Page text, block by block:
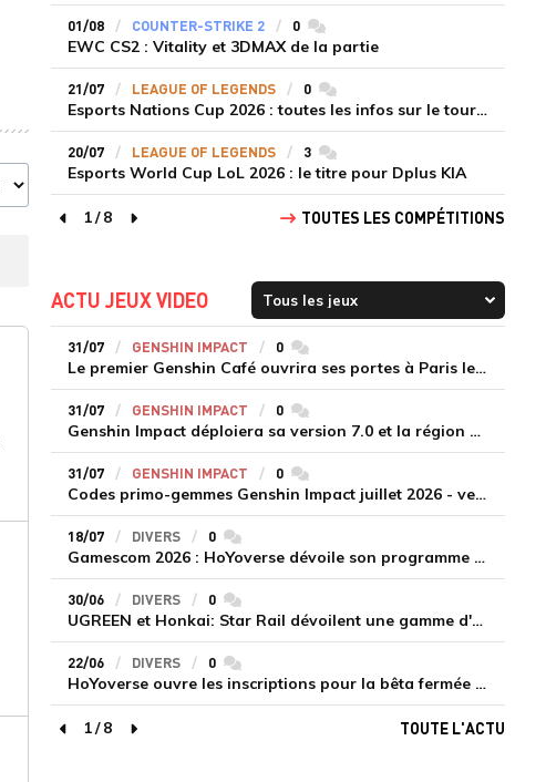
01/08 COUNTER-STRIKE 2 0commentaires
EWC CS2 : Vitality et 3DMAX de la partie
21/07 LEAGUE OF LEGENDS 0commentaires
Esports Nations Cup 2026 : toutes les infos sur le tournoi
20/07 LEAGUE OF LEGENDS 3commentaires
Esports World Cup LoL 2026 : le titre pour Dplus KIA
page précédente
1/8
page suivante
TOUTES LES COMPÉTITIONS
ACTU JEUX VIDEO
31/07 GENSHIN IMPACT 0commentaires
Le premier Genshin Café ouvrira ses portes à Paris le 14 août
31/07 GENSHIN IMPACT 0commentaires
Genshin Impact déploiera sa version 7.0 et la région de Snezhnaya le 12 août
31/07 GENSHIN IMPACT 0commentaires
Codes primo-gemmes Genshin Impact juillet 2026 - version 7.0
18/07 DIVERS 0commentaires
Gamescom 2026 : HoYoverse dévoile son programme et présente deux nouveaux jeux inédits
30/06 DIVERS 0commentaires
UGREEN et Honkai: Star Rail dévoilent une gamme d'accessoires de recharge en édition limitée
22/06 DIVERS 0commentaires
HoYoverse ouvre les inscriptions pour la bêta fermée de Honkai : Nexus Anima
page précédente
1/8
page suivante
TOUTE L'ACTU